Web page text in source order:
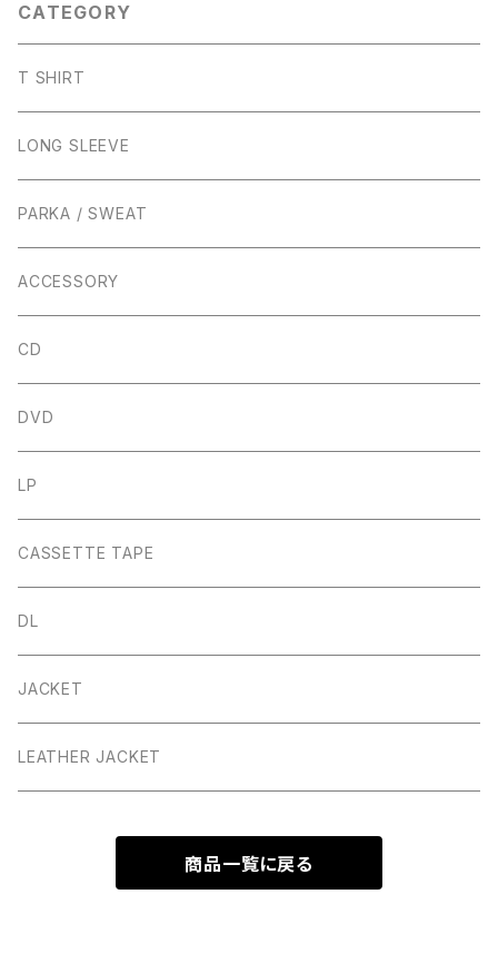
CATEGORY
T SHIRT
LONG SLEEVE
PARKA / SWEAT
ACCESSORY
CD
DVD
LP
CASSETTE TAPE
DL
JACKET
LEATHER JACKET
商品一覧に戻る